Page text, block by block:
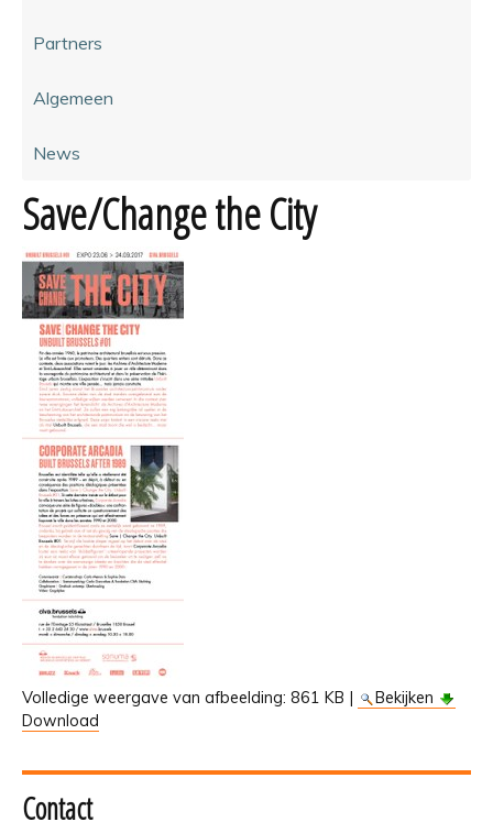
Partners
Algemeen
News
Save/Change the City
Volledige weergave van afbeelding: 861 KB |
Bekijken
Download
Contact